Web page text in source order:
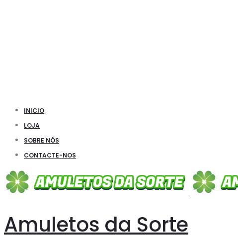
INICIO
LOJA
SOBRE NÓS
CONTACTE-NOS
Amuletos da Sorte